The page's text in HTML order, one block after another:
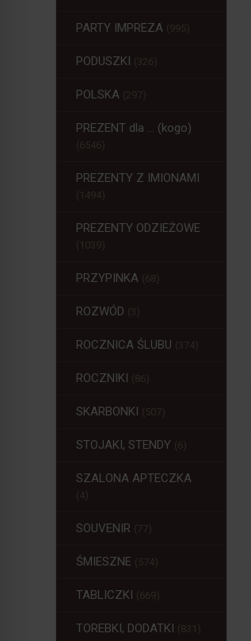
PARTY IMPREZA
PODUSZKI
POLSKA
PREZENT dla ... (kogo)
PREZENTY Z IMIONAMI
PREZENTY ODZIEŻOWE
PRZYPINKA
ROZWÓD
ROCZNICA ŚLUBU
ROCZNIKI
SKARBONKI
STOJAKI, STENDY
SZALONA APTECZKA
SOUVENIR
ŚMIESZNE
TABLICZKI
TOREBKI, DODATKI